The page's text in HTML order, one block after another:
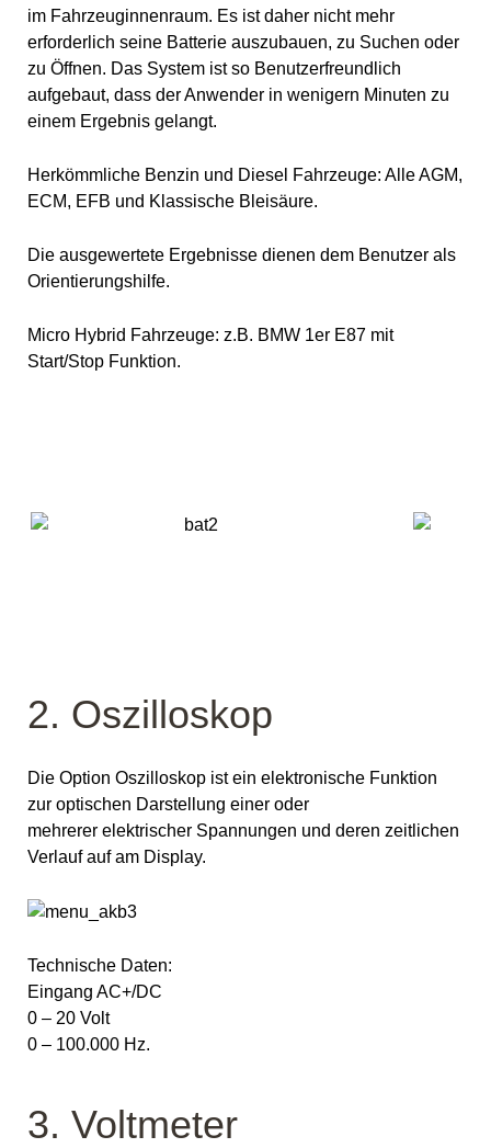
im Fahrzeuginnenraum. Es ist daher nicht mehr
erforderlich seine Batterie auszubauen, zu Suchen oder
zu Öffnen. Das System ist so Benutzerfreundlich
aufgebaut, dass der Anwender in wenigern Minuten zu
einem Ergebnis gelangt.
Herkömmliche Benzin und Diesel Fahrzeuge: Alle AGM,
ECM, EFB und Klassische Bleisäure.
Die ausgewertete Ergebnisse dienen dem Benutzer als
Orientierungshilfe.
Micro Hybrid Fahrzeuge: z.B. BMW 1er E87 mit
Start/Stop Funktion.
2. Oszilloskop
Die Option Oszilloskop ist ein elektronische Funktion
zur optischen Darstellung einer oder
mehrerer elektrischer Spannungen und deren zeitlichen
Verlauf auf am Display.
Technische Daten:
Eingang AC+/DC
0 – 20 Volt
0 – 100.000 Hz.
3. Voltmeter